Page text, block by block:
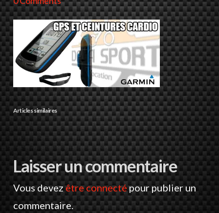
Articles similaires
Laisser un commentaire
Vous devezêtre connectépour publier un
commentaire.